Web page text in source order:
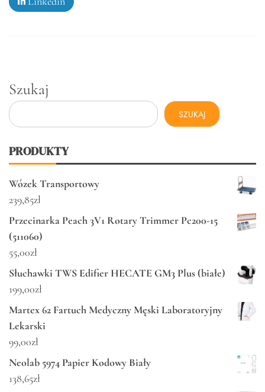
Szukaj
SZUKAJ
PRODUKTY
Wózek Transportowy
239,85zł
Przecinarka Peach 3V1 Rotary Trimmer Pc200-15
(511060)
55,00zł
Słuchawki TWS Edifier HECATE GM3 Plus (białe)
199,00zł
Martex 62 Fartuch Medyczny Męski Laboratoryjny
Lekarski
99,00zł
Neolab 5974 Papier Kodowy Biały
138,65zł